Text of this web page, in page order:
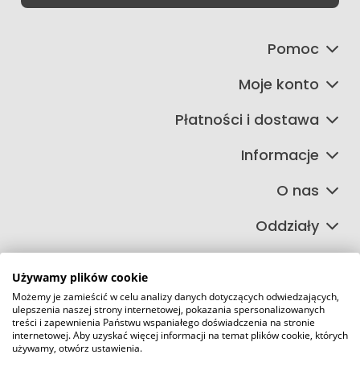
Pomoc
Moje konto
Płatności i dostawa
Informacje
O nas
Oddziały
©2026 Wszelkie Prawa Zastrzeżone | FIRETECH Stacjonarny i
internetowy sklep przeciwpożarowy
Szablon Master by
Używamy plików cookie
Możemy je zamieścić w celu analizy danych dotyczących odwiedzających,
ulepszenia naszej strony internetowej, pokazania spersonalizowanych
treści i zapewnienia Państwu wspaniałego doświadczenia na stronie
internetowej. Aby uzyskać więcej informacji na temat plików cookie, których
używamy, otwórz ustawienia.